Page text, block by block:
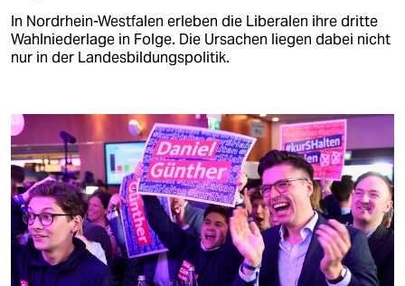
In Nordrhein-Westfalen erleben die Liberalen ihre dritte
Wahlniederlage in Folge. Die Ursachen liegen dabei nicht
nur in der Landesbildungspolitik.